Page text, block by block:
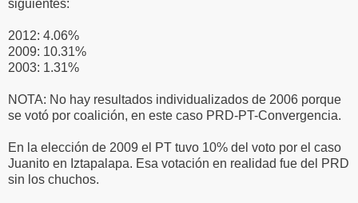
siguientes:
2012: 4.06%
2009: 10.31%
2003: 1.31%
NOTA: No hay resultados individualizados de 2006 porque
se votó por coalición, en este caso PRD-PT-Convergencia.
En la elección de 2009 el PT tuvo 10% del voto por el caso
Juanito en Iztapalapa. Esa votación en realidad fue del PRD
sin los chuchos.